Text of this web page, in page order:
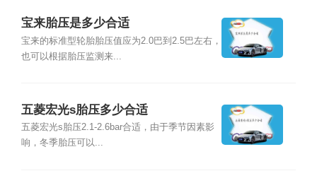
宝来胎压是多少合适
宝来的标准型轮胎胎压值应为2.0巴到2.5巴左右，
也可以根据胎压监测来...
五菱宏光s胎压多少合适
五菱宏光s胎压2.1-2.6bar合适，由于季节因素影
响，冬季胎压可以...